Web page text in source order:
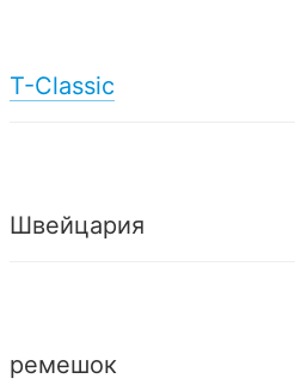
T-Classic
Швейцария
ремешок